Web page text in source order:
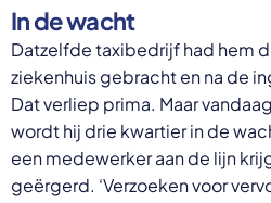
In de wacht
Datzelfde taxibedrijf had hem
ziekenhuis gebracht en na de
Dat verliep prima. Maar
wordt hij drie kwartier in de
een medewerker aan de lijn
geërgerd. ‘Verzoeken voor